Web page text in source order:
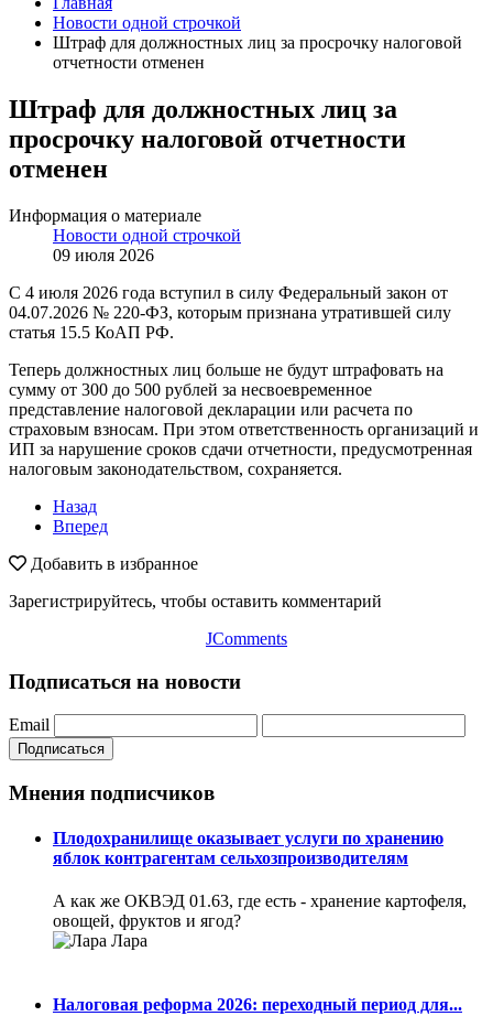
Новости одной строчкой
Штраф для должностных лиц за просрочку налоговой
отчетности отменен
Штраф для должностных лиц за
просрочку налоговой отчетности
отменен
Информация о материале
Новости одной строчкой
09 июля 2026
С 4 июля 2026 года вступил в силу Федеральный закон от
04.07.2026 № 220-ФЗ, которым признана утратившей силу
статья 15.5 КоАП РФ.
Теперь должностных лиц больше не будут штрафовать на
сумму от 300 до 500 рублей за несвоевременное
представление налоговой декларации или расчета по
страховым взносам. При этом ответственность организаций и
ИП за нарушение сроков сдачи отчетности, предусмотренная
налоговым законодательством, сохраняется.
Назад
Вперед
Добавить в избранное
Зарегистрируйтесь, чтобы оставить комментарий
JComments
Подписаться на новости
Email
Подписаться
Мнения подписчиков
Плодохранилище оказывает услуги по хранению
яблок контрагентам сельхозпроизводителям
А как же ОКВЭД 01.63, где есть - хранение картофеля,
овощей, фруктов и ягод?
Лара
Налоговая реформа 2026: переходный период для...